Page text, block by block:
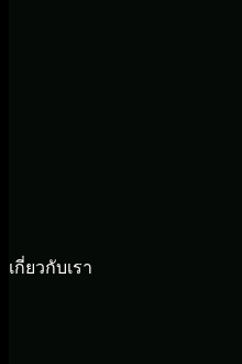
เกี่ยวกับเรา